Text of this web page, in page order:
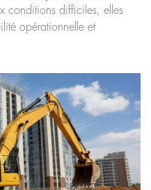
conditions difficiles, elles
opérationnelle et